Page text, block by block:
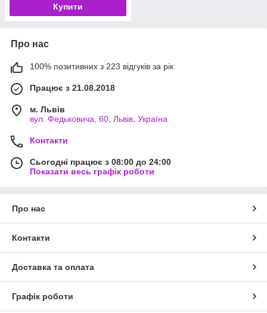
Купити
Про нас
100% позитивних з 223 відгуків за рік
Працює з 21.08.2018
м. Львів
вул. Федьковича, 60, Львів, Україна
Контакти
Сьогодні працює з 08:00 до 24:00
Показати весь графік роботи
Про нас
Контакти
Доставка та оплата
Графік роботи